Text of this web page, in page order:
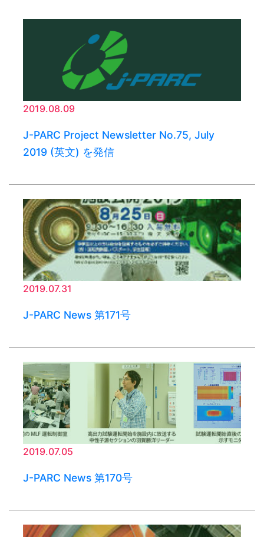
2019.08.09
J-PARC Project Newsletter No.75, July
2019 (英文) を発信
2019.07.31
J-PARC News 第171号
2019.07.05
J-PARC News 第170号